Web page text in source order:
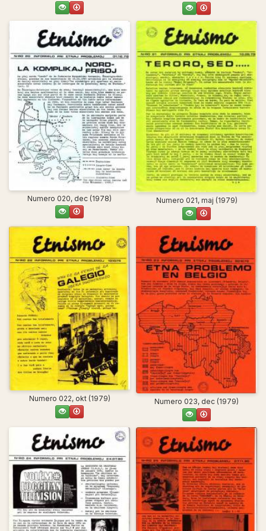
Numero 020, dec (1978) Numero 021, maj (1979)
Numero 022, okt (1979) Numero 023, dec (1979)